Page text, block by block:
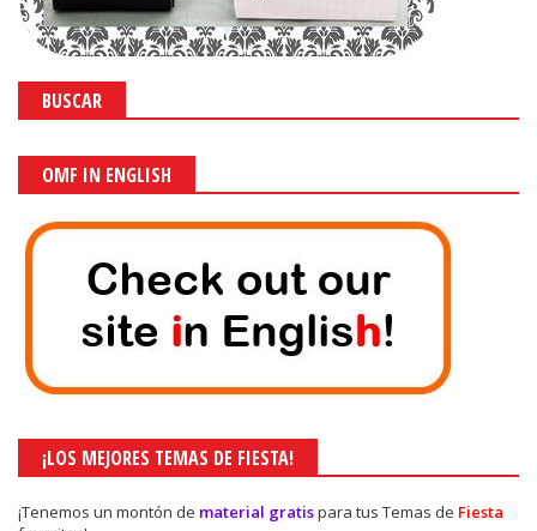
BUSCAR
OMF IN ENGLISH
¡LOS MEJORES TEMAS DE FIESTA!
¡Tenemos un montón de material gratispara tus Temas de Fiesta